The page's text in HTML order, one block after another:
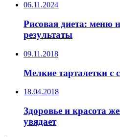
06.11.2024
Рисовая диета: меню
результаты
09.11.2018
Мелкие тарталетки с
18.04.2018
Здоровье и красота
увядает